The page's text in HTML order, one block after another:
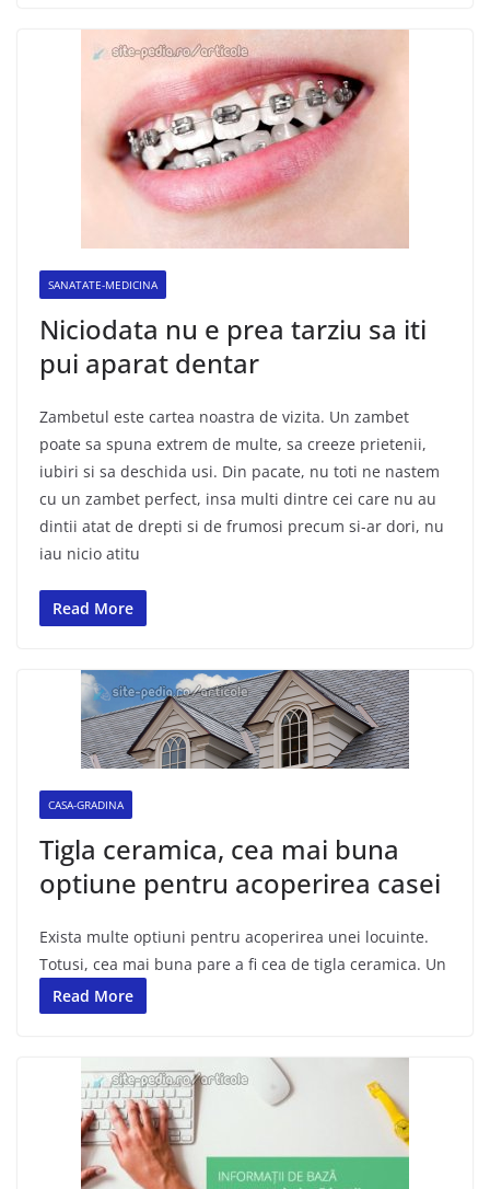
SANATATE-MEDICINA
Niciodata nu e prea tarziu sa iti
pui aparat dentar
Zambetul este cartea noastra de vizita. Un zambet
poate sa spuna extrem de multe, sa creeze prietenii,
iubiri si sa deschida usi. Din pacate, nu toti ne nastem
cu un zambet perfect, insa multi dintre cei care nu au
dintii atat de drepti si de frumosi precum si-ar dori, nu
iau nicio atitu
Read More
CASA-GRADINA
Tigla ceramica, cea mai buna
optiune pentru acoperirea casei
Exista multe optiuni pentru acoperirea unei locuinte.
Totusi, cea mai buna pare a fi cea de tigla ceramica. Un
Read More